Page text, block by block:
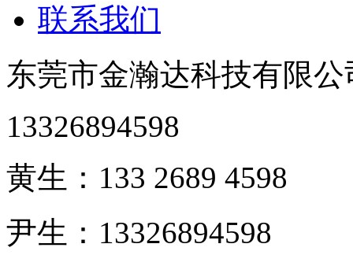
联系我们
东莞市金瀚达科技有限公
13326894598
黄生：133 2689 4598
尹生：13326894598